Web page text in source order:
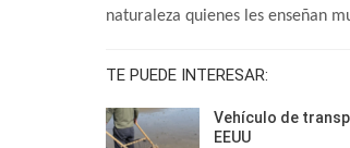
naturaleza quienes les enseñan
TE PUEDE INTERESAR:
Vehículo de
EEUU